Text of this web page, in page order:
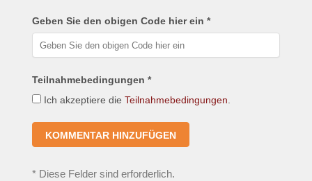
Geben Sie den obigen Code hier ein *
Teilnahmebedingungen *
Ich akzeptiere die Teilnahmebedingungen.
*Diese Felder sind erforderlich.